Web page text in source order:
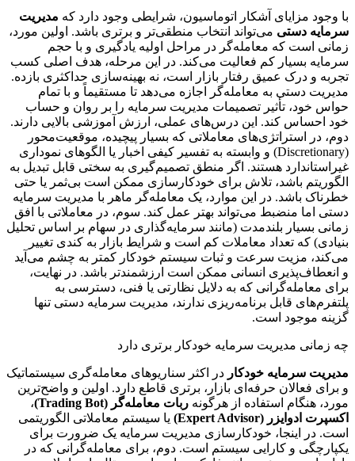
با وجود مزایای آشکار اتوماسیون، شرایطی وجود دارد که مدیریت
سرمایه دستی می‌تواند انتخاب منطقی‌تر و برتری باشد. اولین مورد،
زمانی است که معامله‌گر در مراحل اولیه یادگیری و با حجم
سرمایه بسیار کم فعالیت می‌کند. در این مرحله، هدف اصلی کسب
تجربه و درک عمیق رفتار بازار است، نه بهینه‌سازی حداکثری بازده.
مدیریت دستی به معامله‌گر اجازه می‌دهد تا مستقیماً و با تمام
حواس خود، تأثیر تصمیمات مدیریت سرمایه را بر روان و حساب
خود احساس کند. این درس‌های عملی، ارزش آموزشی بالایی دارند.
دوم، در استراتژی‌های معاملاتی که بسیار پیچیده، موقعیت‌محور
(Discretionary) و وابسته به تفسیر کیفی اخبار یا الگوهای نموداری
غیراستاندارد هستند. اگر منطق تصمیم‌گیری به سختی قابل تبدیل به
الگوریتم باشد، تلاش برای خودکارسازی ممکن است بی‌ثمر یا حتی
خطرناک باشد. در این موارد، یک معامله‌گر ماهر با مدیریت سرمایه
دستی اما منضبط می‌تواند بهتر عمل کند. سوم، در معاملاتی با افق
زمانی بسیار بلندمدت (مانند سرمایه‌گذاری در سهام بر اساس تحلیل
بنیادی) که تعداد معاملات کم است و شرایط بازار به کندی تغییر
می‌کند، مزیت سرعت و ثبات سیستم خودکار کمتر به چشم می‌آید
و انعطاف‌پذیری انسانی ممکن است ارزشمندتر باشد. در نهایت،
برای معامله‌گرانی که به دلایل نظارتی یا فنی، دسترسی به
پلتفرم‌های قابل برنامه‌ریزی ندارند، مدیریت سرمایه دستی تنها
گزینه موجود است.
چه زمانی مدیریت سرمایه خودکار برتری دارد
مدیریت سرمایه خودکار در اکثر سناریوهای معامله‌گری سیستماتیک
و برای فعالان حرفه‌ای بازار، برتری قاطع دارد. اولین و واضح‌ترین
مورد، هنگام استفاده از هرگونه ربات معامله‌گر (Trading Bot)
،
اکسپرت ادوایزر (Expert Advisor)
یا سیستم معاملاتی الگوریتمی
است. در اینجا، خودکارسازی مدیریت سرمایه یک ضرورت برای
یکپارچگی و کارایی سیستم است. دوم، برای معامله‌گرانی که در